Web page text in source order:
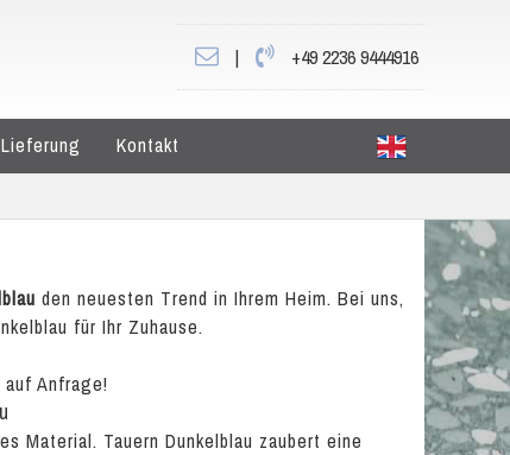
| +49 2236 9444916
Lieferung Kontakt
den neuesten Trend in Ihrem Heim. Bei uns,
für Ihr Zuhause.
Anfrage!
Material. Tauern Dunkelblau zaubert eine